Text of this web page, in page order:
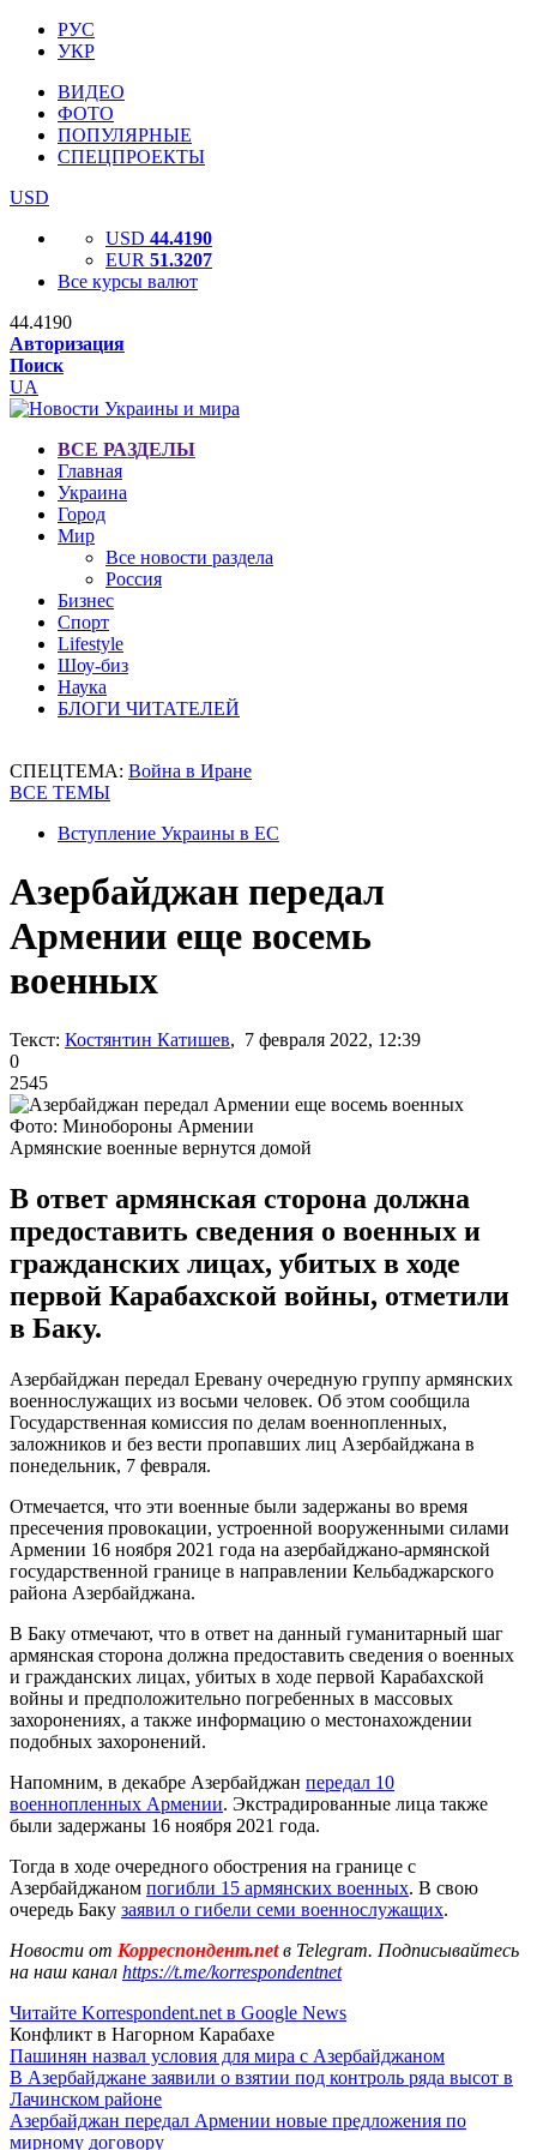
РУС
УКР
ВИДЕО
ФОТО
ПОПУЛЯРНЫЕ
СПЕЦПРОЕКТЫ
USD
USD 44.4190
EUR 51.3207
Все курсы валют
44.4190
Авторизация
Поиск
UA
ВСЕ РАЗДЕЛЫ
Главная
Украина
Город
Мир
Все новости раздела
Россия
Бизнес
Спорт
Lifestyle
Шоу-биз
Наука
БЛОГИ ЧИТАТЕЛЕЙ
СПЕЦТЕМА: Война в Иране
ВСЕ ТЕМЫ
Вступление Украины в ЕС
Азербайджан передал
Армении еще восемь
военных
Текст: Костянтин Катишев, 7 февраля 2022, 12:39
0
2545
Фото: Минобороны Армении
Армянские военные вернутся домой
В ответ армянская сторона должна
предоставить сведения о военных и
гражданских лицах, убитых в ходе
первой Карабахской войны, отметили
в Баку.
Азербайджан передал Еревану очередную группу армянских
военнослужащих из восьми человек. Об этом сообщила
Государственная комиссия по делам военнопленных,
заложников и без вести пропавших лиц Азербайджана в
понедельник, 7 февраля.
Отмечается, что эти военные были задержаны во время
пресечения провокации, устроенной вооруженными силами
Армении 16 ноября 2021 года на азербайджано-армянской
государственной границе в направлении Кельбаджарского
района Азербайджана.
В Баку отмечают, что в ответ на данный гуманитарный шаг
армянская сторона должна предоставить сведения о военных
и гражданских лицах, убитых в ходе первой Карабахской
войны и предположительно погребенных в массовых
захоронениях, а также информацию о местонахождении
подобных захоронений.
Напомним, в декабре Азербайджан передал 10
военнопленных Армении. Экстрадированные лица также
были задержаны 16 ноября 2021 года.
Тогда в ходе очередного обострения на границе с
Азербайджаном погибли 15 армянских военных. В свою
очередь Баку заявил о гибели семи военнослужащих.
Новости от Корреспондент.netв Telegram. Подписывайтесь
на наш канал https://t.me/korrespondentnet
Читайте Korrespondent.net в Google News
Конфликт в Нагорном Карабахе
Пашинян назвал условия для мира с Азербайджаном
В Азербайджане заявили о взятии под контроль ряда высот в
Лачинском районе
Азербайджан передал Армении новые предложения по
мирному договору